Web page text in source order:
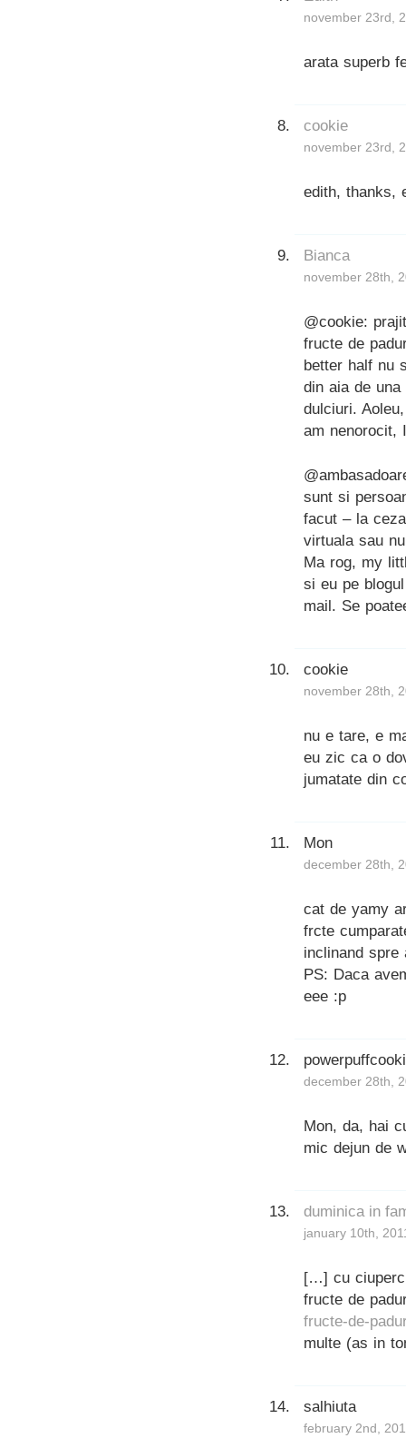
november 23rd,
arata superb
cookie
november 23rd,
edith, thanks,
Bianca
november 28th,
@cookie:
fructe de
better half nu
din aia de
dulciuri.
am nenorocit,
sunt si
facut – la
virtuala sau
Ma rog, my
si eu pe
mail. Se
cookie
november 28th,
nu e tare, e
eu zic ca o
jumatate din
Mon
december 28th,
cat de yamy
frcte
inclinand spre
PS: Daca
eee :p
december 28th,
Mon, da, hai
mic dejun de
duminica in
january 10th,
[…] cu
fructe de
fructe-de-
multe (as in
salhiuta
february 2nd,